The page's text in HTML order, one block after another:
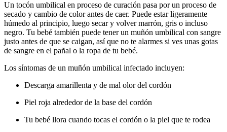
Un tocón umbilical en proceso de curación pasa por un proceso de
secado y cambio de color antes de caer. Puede estar ligeramente
húmedo al principio, luego secar y volver marrón, gris o incluso
negro. Tu bebé también puede tener un muñón umbilical con sangre
justo antes de que se caigan, así que no te alarmes si ves unas gotas
de sangre en el pañal o la ropa de tu bebé.
Los síntomas de un muñón umbilical infectado incluyen:
Descarga amarillenta y de mal olor del cordón
Piel roja alrededor de la base del cordón
Tu bebé llora cuando tocas el cordón o la piel que te rodea